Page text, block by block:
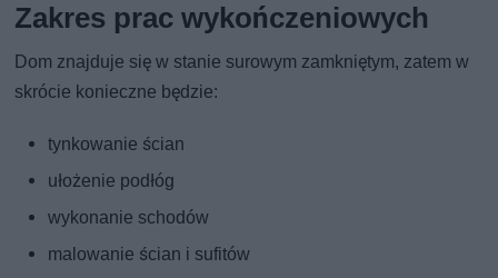
Zakres prac wykończeniowych
Dom znajduje się w stanie surowym zamkniętym, zatem w
skrócie konieczne będzie:
tynkowanie ścian
ułożenie podłóg
wykonanie schodów
malowanie ścian i sufitów